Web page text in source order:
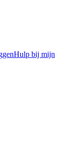
Hulp bij mijn